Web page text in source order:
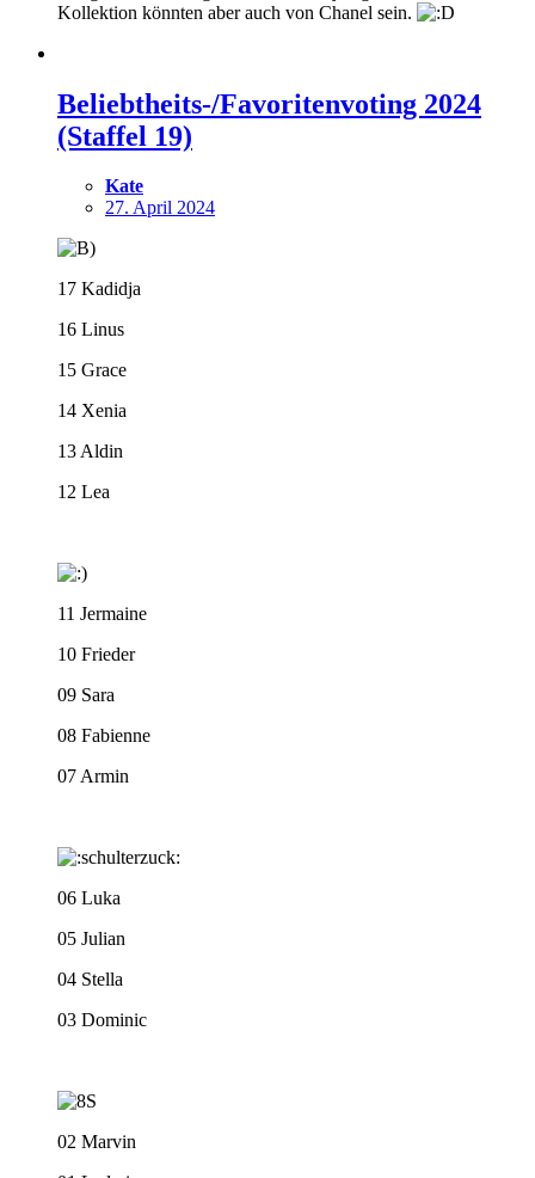
Kollektion könnten aber auch von Chanel sein.
Beliebtheits-/Favoritenvoting 2024
(Staffel 19)
Kate
27. April 2024
17 Kadidja
16 Linus
15 Grace
14 Xenia
13 Aldin
12 Lea
11 Jermaine
10 Frieder
09 Sara
08 Fabienne
07 Armin
06 Luka
05 Julian
04 Stella
03 Dominic
02 Marvin